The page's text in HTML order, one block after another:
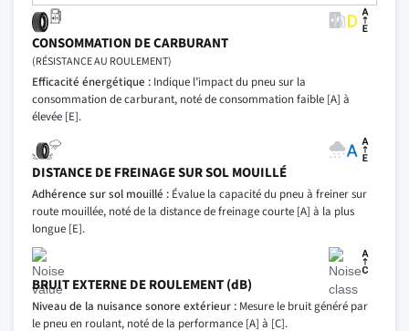
CONSOMMATION DE CARBURANT
(RÉSISTANCE AU ROULEMENT)
Efficacité énergétique : Indique l’impact du pneu sur la
consommation de carburant, noté de consommation faible [A] à
élevée [E].
DISTANCE DE FREINAGE SUR SOL MOUILLÉ
Adhérence sur sol mouillé : Évalue la capacité du pneu à freiner sur
route mouillée, noté de la distance de freinage courte [A] à la plus
longue [E].
BRUIT EXTERNE DE ROULEMENT (dB)
Niveau de la nuisance sonore extérieur : Mesure le bruit généré par
le pneu en roulant, noté de la performance [A] à [C].